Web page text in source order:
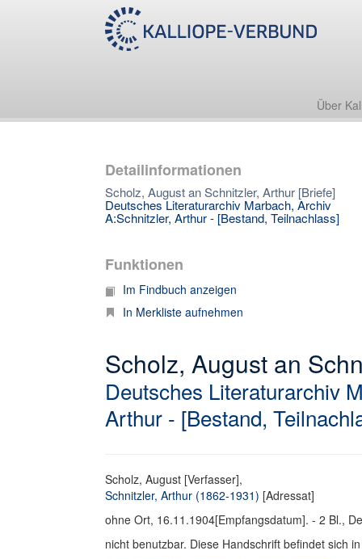
Über
Detailinformationen
Scholz, August an Schnitzler, Arthur [Briefe]
Deutsches Literaturarchiv Marbach, Archiv
A:Schnitzler, Arthur - [Bestand, Teilnachlass]
Funktionen
Im Findbuch anzeigen
In Merkliste aufnehmen
Scholz, August an
Deutsches Literaturarchiv
Arthur - [Bestand,
Scholz, August [Verfasser],
Schnitzler, Arthur (1862-1931) [Adressat]
ohne Ort, 16.11.1904[Empfangsdatum]. - 2 Bl.,
nicht benutzbar. Diese Handschrift befindet sich